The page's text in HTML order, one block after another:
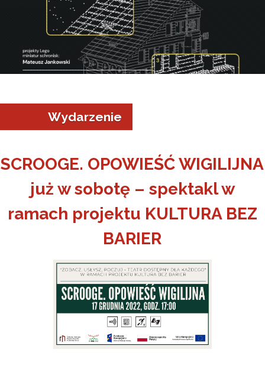
w Jeleniej Górze
Wydarzenie
SCROOGE. OPOWIEŚĆ WIGILIJNA
już w sobotę – spektakl w
ramach projektu KULTURA BEZ
BARIER